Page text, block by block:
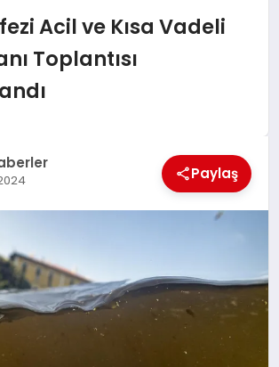
Acil ve Kısa Vadeli
Toplantısı
Paylaş